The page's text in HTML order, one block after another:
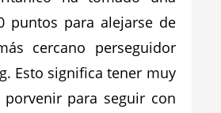
puntos para alejarse de
cercano perseguidor
Esto significa tener muy
porvenir para seguir con